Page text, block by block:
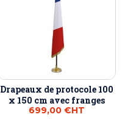
Drapeaux de protocole 100
x 150 cm avec franges
699,00 €HT